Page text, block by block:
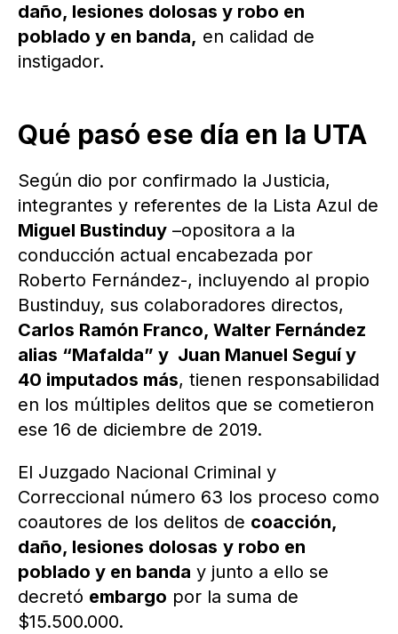
daño, lesiones dolosas y robo en
poblado y en banda, en calidad de
instigador.
Qué pasó ese día en la UTA
Según dio por confirmado la Justicia,
integrantes y referentes de la Lista Azul de
Miguel Bustinduy –opositora a la
conducción actual encabezada por
Roberto Fernández-, incluyendo al propio
Bustinduy, sus colaboradores directos,
Carlos Ramón Franco, Walter Fernández
alias “Mafalda” y Juan Manuel Seguí y
40 imputados más, tienen responsabilidad
en los múltiples delitos que se cometieron
ese 16 de diciembre de 2019.
El Juzgado Nacional Criminal y
Correccional número 63 los proceso como
coautores de los delitos de coacción,
daño, lesiones dolosas y robo en
poblado y en banda y junto a ello se
decretó embargo por la suma de
$15.500.000.